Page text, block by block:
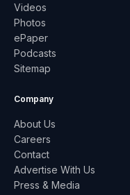
Videos
Photos
ePaper
Podcasts
Sitemap
Company
About Us
Careers
Contact
Advertise With Us
Press & Media